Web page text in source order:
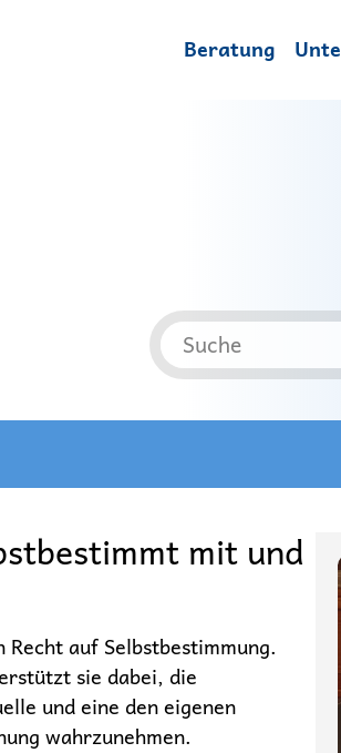
Beratung
mit und
auf Selbstbestimmung.
sie dabei, die
und eine den eigenen
wahrzunehmen.
Suchen